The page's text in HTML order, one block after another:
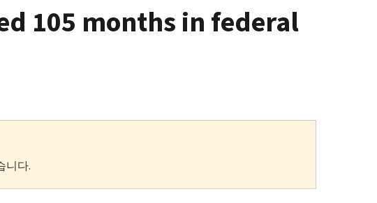
105 months in federal
니다.